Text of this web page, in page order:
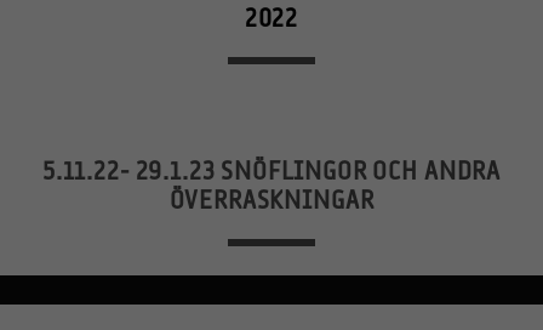
2022
5.11.22- 29.1.23 SNÖFLINGOR OCH ANDRA
ÖVERRASKNINGAR